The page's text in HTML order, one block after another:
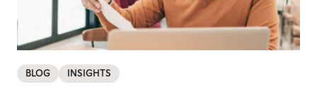
BLOG INSIGHTS